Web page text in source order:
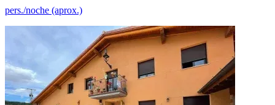
pers./noche (aprox.)